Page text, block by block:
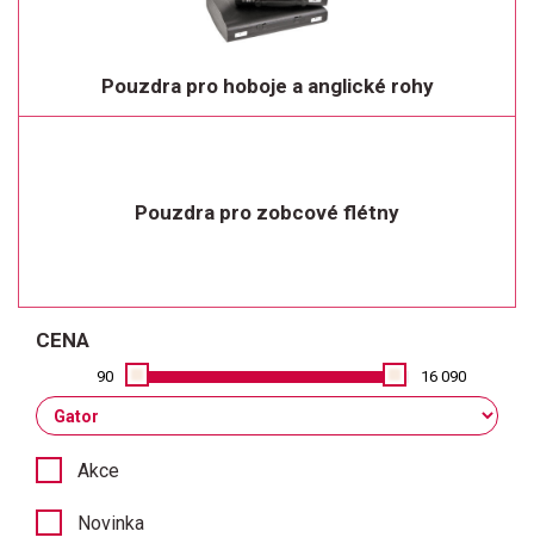
Pouzdra pro hoboje a anglické rohy
Pouzdra pro zobcové flétny
CENA
90 16 090
Akce
Novinka